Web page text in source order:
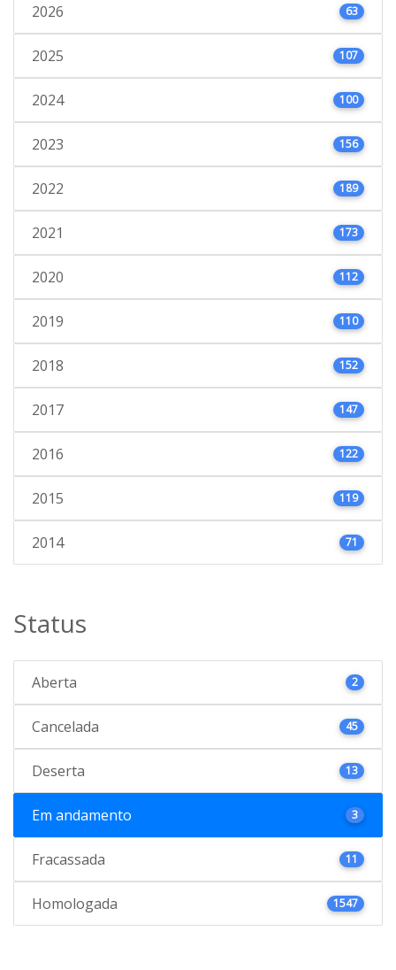
2026 63
2025 107
2024 100
2023 156
2022 189
2021 173
2020 112
2019 110
2018 152
2017 147
2016 122
2015 119
2014 71
Status
Aberta 2
Cancelada 45
Deserta 13
Em andamento 3
Fracassada 11
Homologada 1547